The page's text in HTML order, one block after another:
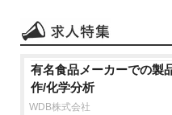
有名食品メーカーでの製
作/化学分析
WDB株式会社